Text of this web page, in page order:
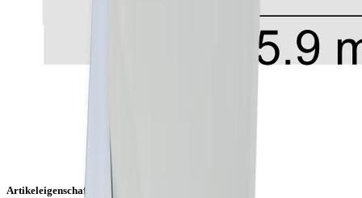
Artikeleigenschaften